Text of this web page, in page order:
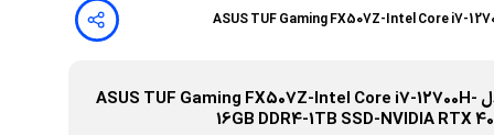
لپتاپ اوپن باکس گیمینگ ایسوس مدل ASUS TUF Gaming FX507Z-Intel Core i7-12700H-
16GB DDR4-1TB SSD-NVIDIA RTX